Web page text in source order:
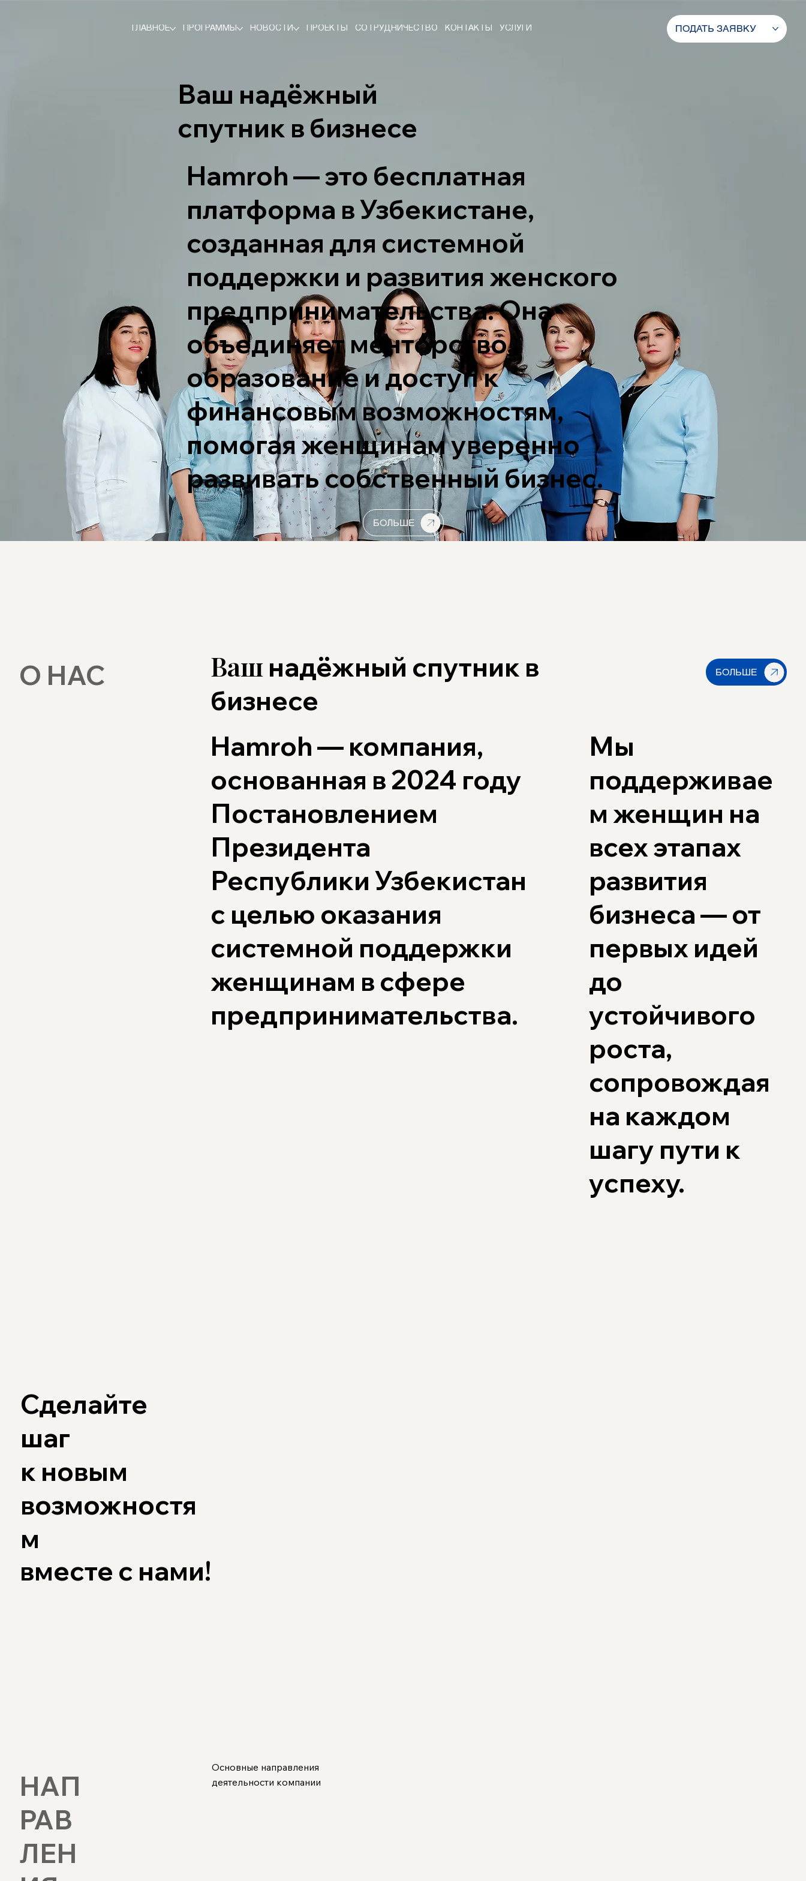
ПОДАТЬ ЗАЯВКУ
ГЛАВНОЕ ПРОГРАММЫ НОВОСТИ ПРОЕКТЫ СОТРУДНИЧЕСТВО КОНТАКТЫ УСЛУГИ
Ваш надёжный
спутник в бизнесе
Hamroh —это бесплатная
платформа в Узбекистане,
созданная для системной
поддержки и развития женского
предпринимательства. Она
объединяет менторство,
образование и доступ к
финансовым возможностям,
помогая женщинам уверенно
развивать собственный бизнес.
Сделайте
шаг
к новым
возможностя
м
вместе с нами!
О НАС Вашнадёжный спутник в
бизнесе
Hamroh— компания,
основанная в 2024 году
Постановлением
Президента
Республики Узбекистан
с целью оказания
системной поддержки
женщинам в сфере
предпринимательства.
Мы
поддерживае
м женщин на
всех этапах
развития
бизнеса — от
первых идей
до
устойчивого
роста,
сопровождая
на каждом
шагу пути к
успеху.
НАП
РАВ
ЛЕН
Основные направления
деятельности компании